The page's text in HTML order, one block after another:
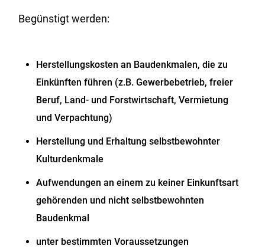
Begünstigt werden:
Herstellungskosten an Baudenkmalen, die zu
Einkünften führen (z.B. Gewerbebetrieb, freier
Beruf, Land- und Forstwirtschaft, Vermietung
und Verpachtung)
Herstellung und Erhaltung selbstbewohnter
Kulturdenkmale
Aufwendungen an einem zu keiner Einkunftsart
gehörenden und nicht selbstbewohnten
Baudenkmal
unter bestimmten Voraussetzungen